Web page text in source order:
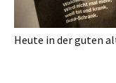
Heute in der guten